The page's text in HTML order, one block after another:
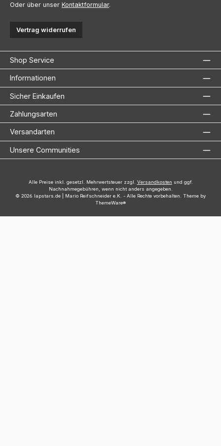
Oder über unser Kontaktformular.
Vertrag widerrufen
Shop Service
Informationen
Sicher Einkaufen
Zahlungsarten
Versandarten
Unsere Communities
Alle Preise inkl. gesetzl. Mehrwertsteuer zzgl. Versandkosten und ggf.
Nachnahmegebühren, wenn nicht anders angegeben.
© 2026 lapstars.de | Mario Reifschneider e.K. - Alle Rechte vorbehalten. Theme by
ThemeWare®